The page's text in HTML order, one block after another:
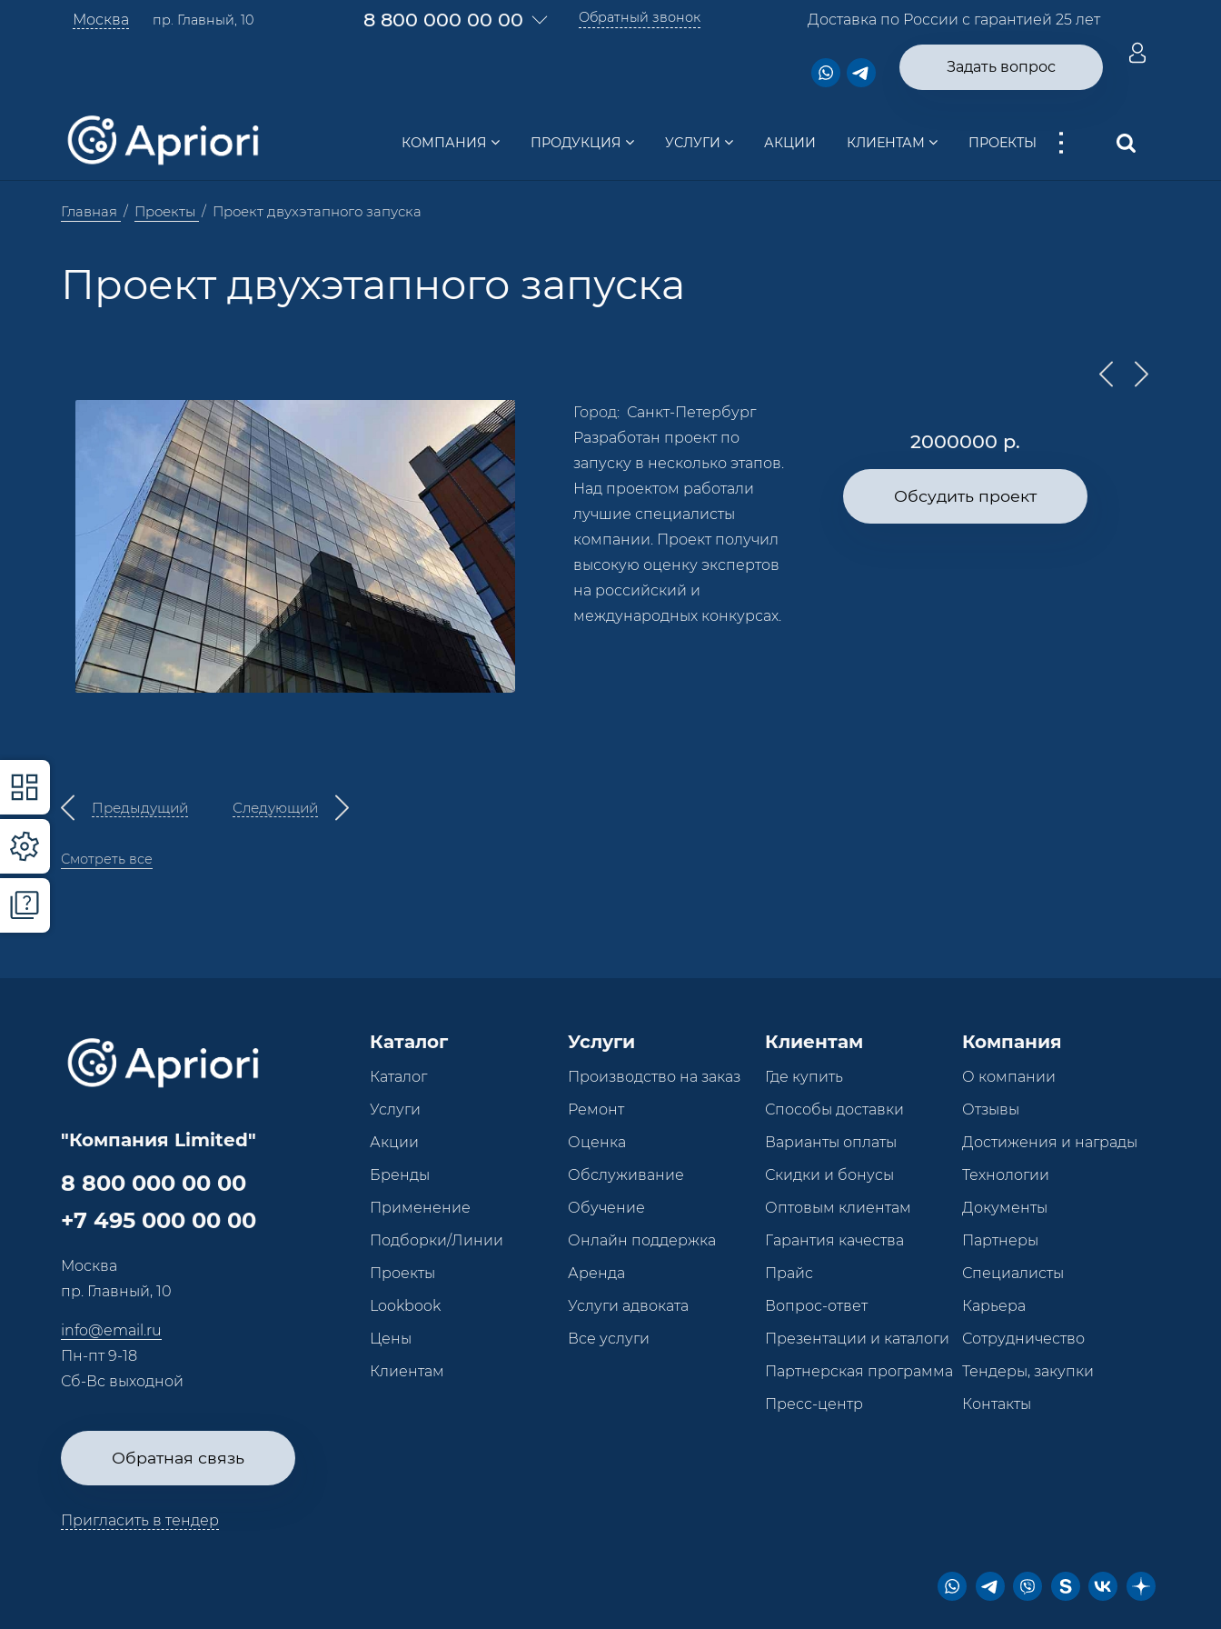
Москва пр. Главный, 10 8 800 000 00 00 Обратный звонок Доставка по России с гарантией 25 лет
Задать вопрос
КОМПАНИЯ ПРОДУКЦИЯ УСЛУГИ АКЦИИ КЛИЕНТАМ ПРОЕКТЫ ...
Главная Проекты Проект двухэтапного запуска
Проект двухэтапного запуска
2000000 р.
Обсудить проект
Город: Санкт-Петербург
Разработан проект по
запуску в несколько этапов.
Над проектом работали
лучшие специалисты
компании. Проект получил
высокую оценку экспертов
на российский и
международных конкурсах.
Предыдущий Следующий
Смотреть все
"Компания Limited"
8 800 000 00 00
+7 495 000 00 00
Москва
пр. Главный, 10
info@email.ru
Пн-пт 9-18
Сб-Вс выходной
Обратная связь
Пригласить в тендер
Каталог
Каталог
Услуги
Акции
Бренды
Применение
Подборки/Линии
Проекты
Lookbook
Цены
Клиентам
Услуги
Производство на заказ
Ремонт
Оценка
Обслуживание
Обучение
Онлайн поддержка
Аренда
Услуги адвоката
Все услуги
Клиентам
Где купить
Способы доставки
Варианты оплаты
Скидки и бонусы
Оптовым клиентам
Гарантия качества
Прайс
Вопрос-ответ
Презентации и каталоги
Партнерская программа
Пресс-центр
Компания
О компании
Отзывы
Достижения и награды
Технологии
Документы
Партнеры
Специалисты
Карьера
Сотрудничество
Тендеры, закупки
Контакты